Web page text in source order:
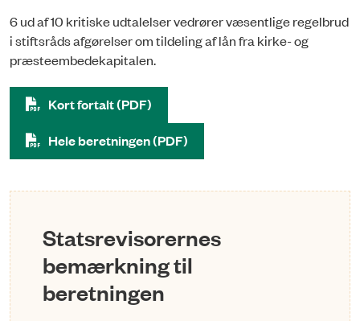
6 ud af 10 kritiske udtalelser vedrører væsentlige regelbrud
i stiftsråds afgørelser om tildeling af lån fra kirke- og
præsteembedekapitalen.
Kort fortalt (PDF)
Hele beretningen (PDF)
Statsrevisorernes
bemærkning til
beretningen